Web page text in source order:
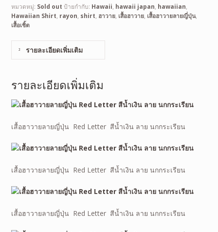
หมวดหมู่: Sold out ป้ายกำกับ: Hawaii, hawaii japan, hawaiian,
Hawaiian Shirt, rayon, shirt, ฮาวาย, เสื้อฮาวาย, เสื้อฮาวายลายญี่ปุ่น,
เสื้อเชิ้ต
รายละเอียดเพิ่มเติม
รายละเอียดเพิ่มเติม
เสื้อฮาวายลายญี่ปุ่น Red Letter สีน้ำเงิน ลาย นกกระเรียน
เสื้อฮาวายลายญี่ปุ่น Red Letter สีน้ำเงิน ลาย นกกระเรียน
เสื้อฮาวายลายญี่ปุ่น Red Letter สีน้ำเงิน ลาย นกกระเรียน